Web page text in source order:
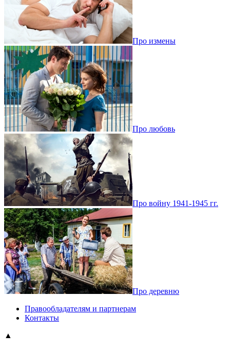
Про измены
Про любовь
Про войну 1941-1945 гг.
Про деревню
Правообладателям и партнерам
Контакты
▲